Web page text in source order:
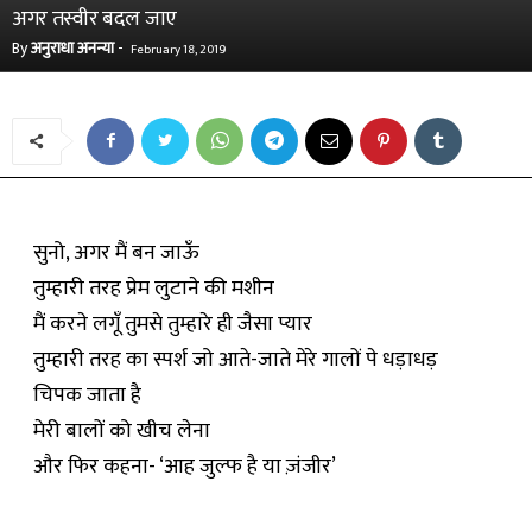
अगर तस्वीर बदल जाए
Byअनुराधा अनन्या- February 18, 2019
सुनो, अगर मैं बन जाऊँ
तुम्हारी तरह प्रेम लुटाने की मशीन
मैं करने लगूँ तुमसे तुम्हारे ही जैसा प्यार
तुम्हारी तरह का स्पर्श जो आते-जाते मेरे गालों पे धड़ाधड़
चिपक जाता है
मेरी बालों को खीच लेना
और फिर कहना- ‘आह जुल्फ है या ज़ंजीर’